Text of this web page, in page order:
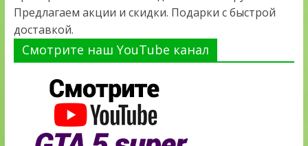
Предлагаем акции и скидки. Подарки с быстрой
доставкой.
Смотрите наш YouTube канал